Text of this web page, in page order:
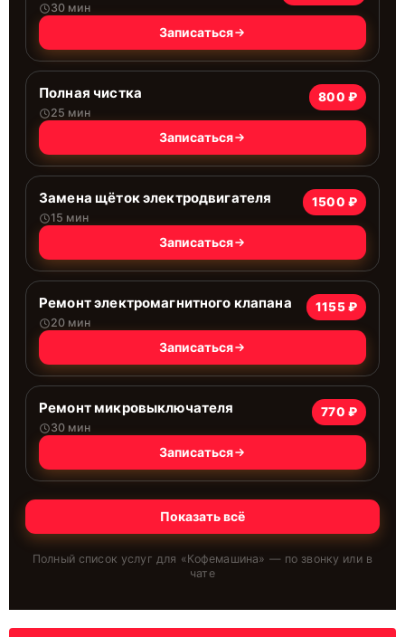
30 мин
Записаться
Полная чистка
25 мин
800 ₽
Записаться
Замена щёток электродвигателя
15 мин
1500 ₽
Записаться
Ремонт электромагнитного клапана
20 мин
1155 ₽
Записаться
Ремонт микровыключателя
30 мин
770 ₽
Записаться
Показать всё
Полный список услуг для «Кофемашина» — по звонку или в
чате